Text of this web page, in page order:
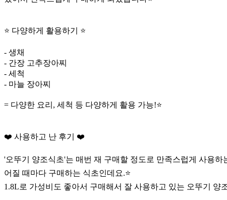
⭐️ 다양하게 활용하기 ⭐️
- 생채
- 간장 고추장아찌
- 세척
- 마늘 장아찌
= 다양한 요리, 세척 등 다양하게 활용 가능!⭐️
❤️ 사용하고 난 후기 ❤️
'오뚜기 양조식초'는 매번 재 구매할 정도로 만족스럽게 사용
어질 때마다 구매하는 식초인데요.⭐️
1.8L로 가성비도 좋아서 구매해서 잘 사용하고 있는 오뚜기 양